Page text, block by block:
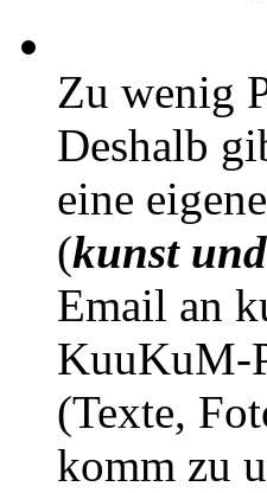
Zu wenig
Deshalb
eine
(kunst
Email an
KuuKuM-
(Texte,
komm zu